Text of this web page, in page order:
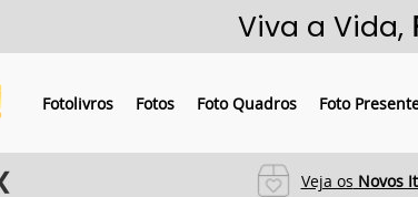
Viva a Vida,
Fotolivros Fotos Foto Quadros Foto
Veja os Novos